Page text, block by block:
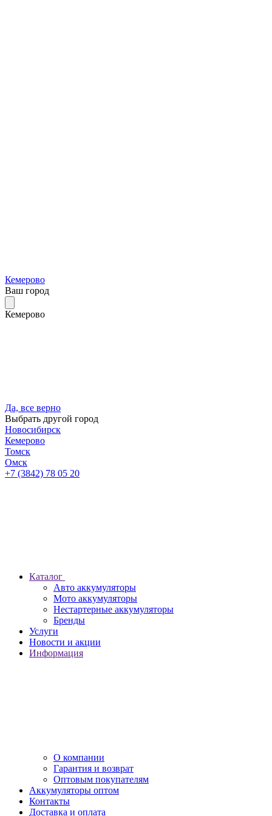
Кемерово
Ваш город
Кемерово
Да, все верно
Выбрать другой город
Новосибирск
Кемерово
Томск
Омск
+7 (3842) 78 05 20
Каталог
Авто аккумуляторы
Мото аккумуляторы
Нестартерные аккумуляторы
Бренды
Услуги
Новости и акции
Информация
О компании
Гарантия и возврат
Оптовым покупателям
Аккумуляторы оптом
Контакты
Доставка и оплата